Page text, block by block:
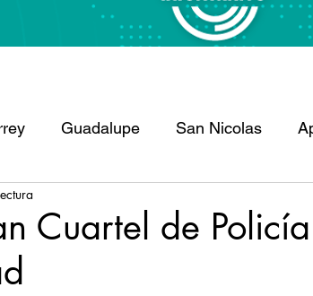
Guadalupe San Nicolas
Garza Garcia
Cuartel de